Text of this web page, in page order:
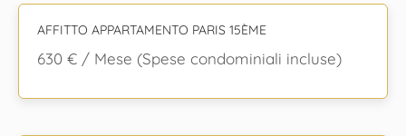
AFFITTO APPARTAMENTO PARIS 15ÈME
630 € / Mese (Spese condominiali incluse)